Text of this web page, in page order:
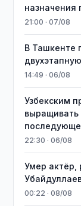
назначения
21:00 · 07/08
В Ташкенте
14:49 · 06/08
Узбекским
выращивать
22:30 · 06/08
Умер актёр,
00:22 · 08/08